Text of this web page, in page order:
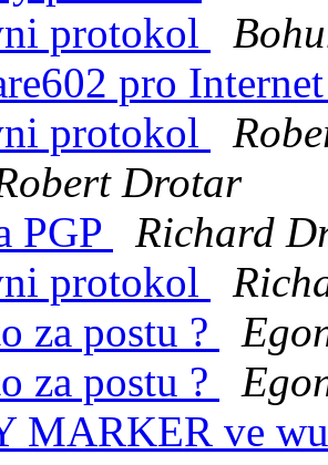
protokol
pro
protokol
Drotar
PGP
Richard
protokol
za postu ?
za postu ?
MARKER ve